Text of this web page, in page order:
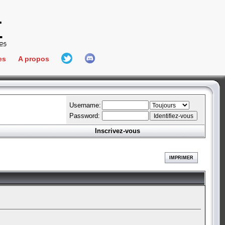
Connect
A propos
L'équipe
Hall Of Fame
Username:
Password:
Inscrivez-vous
IMPRIMER